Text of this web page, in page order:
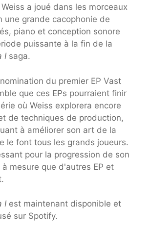
a joué dans les morceaux
une grande cacophonie de
piano et conception sonore
puissante à la fin de la
I saga.
du premier EP Vast
que ces EPs pourraient finir
où Weiss explorera encore
de techniques de production,
à améliorer son art de la
le font tous les grands joueurs.
pour la progression de son
mesure que d'autres EP et
I est maintenant disponible et
sur Spotify.